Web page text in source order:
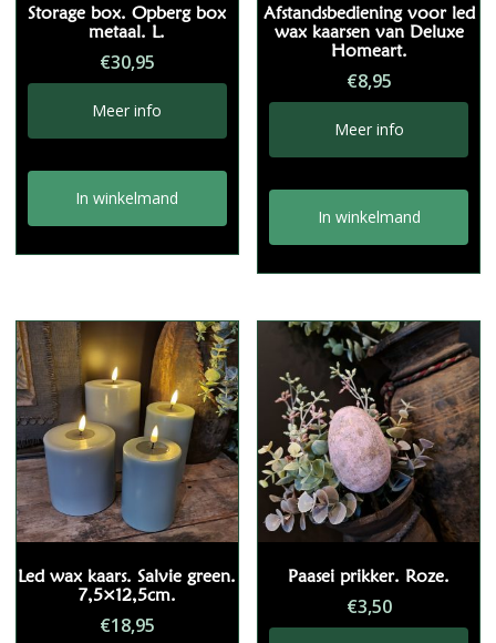
Storage box. Opberg box
metaal. L.
€30,95
Meer info
In winkelmand
Afstandsbediening voor led
wax kaarsen van Deluxe
Homeart.
€8,95
Meer info
In winkelmand
Led wax kaars. Salvie green.
7,5×12,5cm.
€18,95
Paasei prikker. Roze.
€3,50